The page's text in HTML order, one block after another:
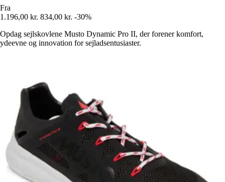
Fra
1.196,00 kr. 834,00 kr. -30%
Opdag sejlskovlene Musto Dynamic Pro II, der forener komfort,
ydeevne og innovation for sejladsentusiaster.